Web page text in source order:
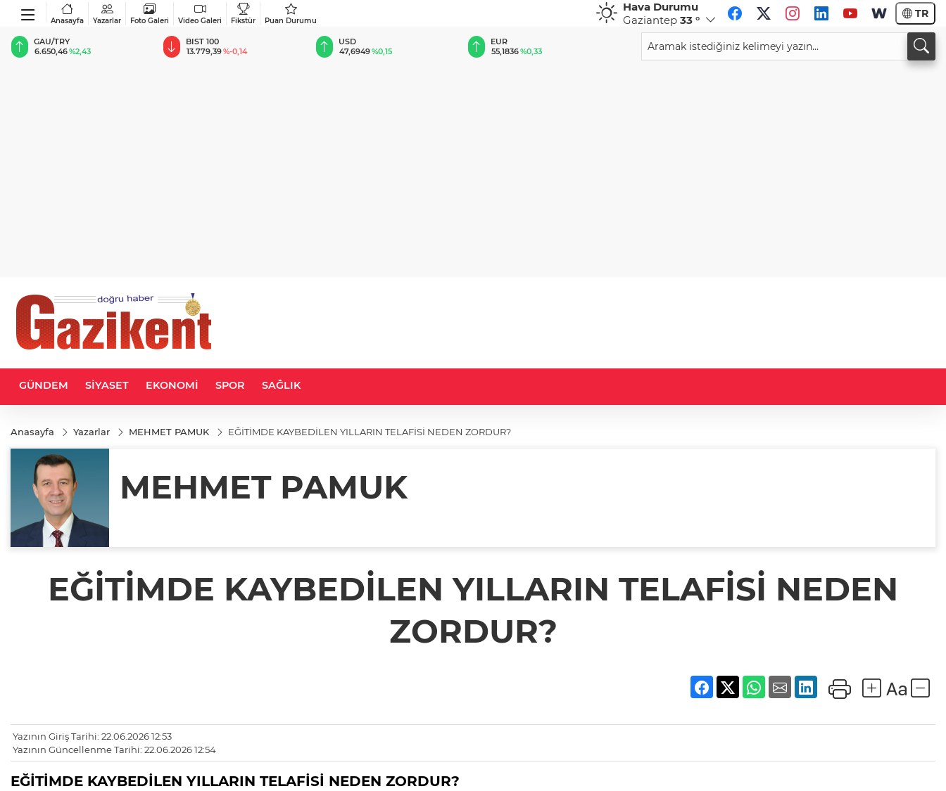
Anasayfa Yazarlar Foto Galeri Video Galeri Fikstür Puan Durumu
Hava Durumu
Gaziantep 33 ° TR
BIST 100
13.779,39 %-0,14
USD
47,6949%0,15
EUR
55,1836%0,33
GBP
64,4091%0,40
CHF
59,0430%0,81
34,2216
GÜNDEM SİYASET EKONOMİ SPOR SAĞLIK
Anasayfa Yazarlar MEHMET PAMUK EĞİTİMDE KAYBEDİLEN YILLARIN TELAFİSİ NEDEN ZORDUR?
MEHMET PAMUK
EĞİTİMDE KAYBEDİLEN YILLARIN TELAFİSİ NEDEN
ZORDUR?
Yazının Giriş Tarihi: 22.06.2026 12:53
Yazının Güncellenme Tarihi: 22.06.2026 12:54
EĞİTİMDE KAYBEDİLEN YILLARIN TELAFİSİ NEDEN ZORDUR?